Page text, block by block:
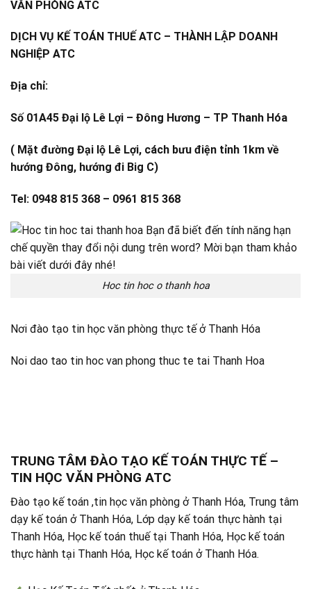
VĂN PHÒNG ATC
DỊCH VỤ KẾ TOÁN THUẾ ATC – THÀNH LẬP DOANH
NGHIỆP ATC
Địa chỉ:
Số 01A45 Đại lộ Lê Lợi – Đông Hương – TP Thanh Hóa
( Mặt đường Đại lộ Lê Lợi, cách bưu điện tỉnh 1km về
hướng Đông, hướng đi Big C)
Tel: 0948 815 368 – 0961 815 368
Hoc tin hoc o thanh hoa
Nơi đào tạo tin học văn phòng thực tế ở Thanh Hóa
Noi dao tao tin hoc van phong thuc te tai Thanh Hoa
TRUNG TÂM ĐÀO TẠO KẾ TOÁN THỰC TẾ –
TIN HỌC VĂN PHÒNG ATC
Đào tạo kế toán ,tin học văn phòng ở Thanh Hóa, Trung tâm
dạy kế toán ở Thanh Hóa, Lớp dạy kế toán thực hành tại
Thanh Hóa, Học kế toán thuế tại Thanh Hóa, Học kế toán
thực hành tại Thanh Hóa, Học kế toán ở Thanh Hóa.